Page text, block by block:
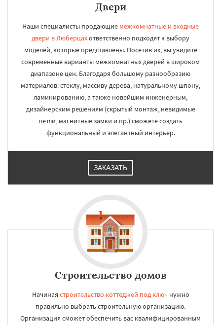
Двери
Наши специалисты продающие межкомнатные и входные
двери в Люберцахответственно подходят к выбору
моделей, которые представлены. Посетив их, вы увидите
современные варианты межкомнатных дверей в широком
диапазоне цен. Благодаря большому разнообразию
материалов: стеклу, массиву дерева, натуральному шпону,
ламинированию, а также новейшим инженерным,
дизайнерским решениям (скрытый монтаж, невидимые
петли, магнитные замки и пр.) сможете создать
функциональный и элегантный интерьер.
ЗАКАЗАТЬ
Строительство домов
Начиная строительство коттеджей под ключ нужно
правильно выбрать строительную организацию.
Организация сможет обеспечить вас квалифицированным